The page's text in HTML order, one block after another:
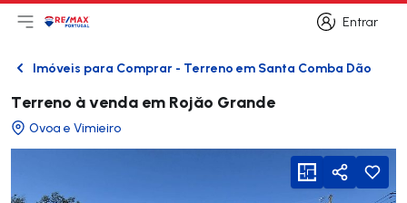
Entrar
Entrar
Abri menu principal
LogoIr para página inicial
VoltarImóveis para Comprar - Terreno em Santa Comba Dão
Terreno à venda em Rojăo Grande
Ovoa e Vimieiro
viewFloorPlan
Partilhar